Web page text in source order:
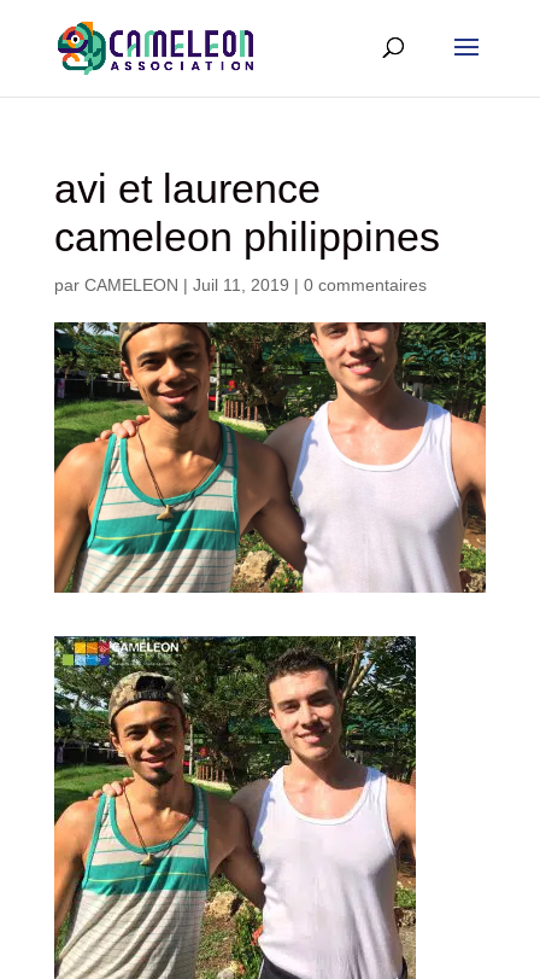
avi et laurence
cameleon philippines
par CAMELEON | Juil 11, 2019 | 0 commentaires